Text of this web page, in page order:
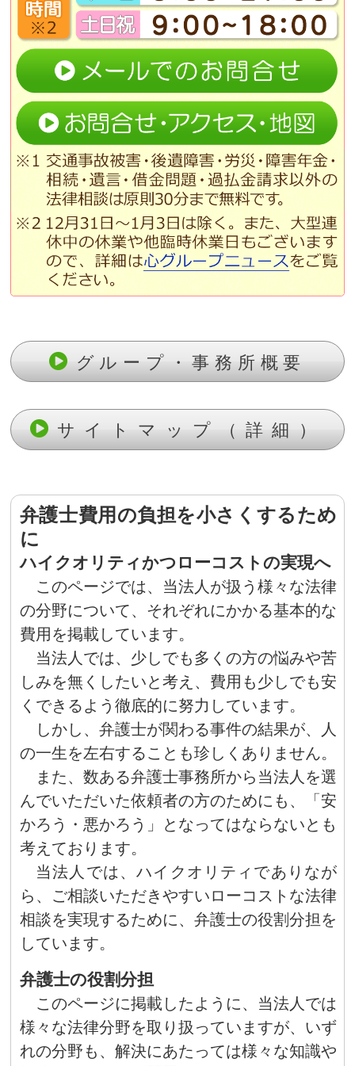
グループ・事務所概要
サイトマップ（詳細）
弁護士費用の負担を小さくするため
に
ハイクオリティかつローコストの実現へ
このページでは、当法人が扱う様々な法律
の分野について、それぞれにかかる基本的な
費用を掲載しています。
当法人では、少しでも多くの方の悩みや苦
しみを無くしたいと考え、費用も少しでも安
くできるよう徹底的に努力しています。
しかし、弁護士が関わる事件の結果が、人
の一生を左右することも珍しくありません。
また、数ある弁護士事務所から当法人を選
んでいただいた依頼者の方のためにも、「安
かろう・悪かろう」となってはならないとも
考えております。
当法人では、ハイクオリティでありなが
ら、ご相談いただきやすいローコストな法律
相談を実現するために、弁護士の役割分担を
しています。
弁護士の役割分担
このページに掲載したように、当法人では
様々な法律分野を取り扱っていますが、いず
れの分野も、解決にあたっては様々な知識や